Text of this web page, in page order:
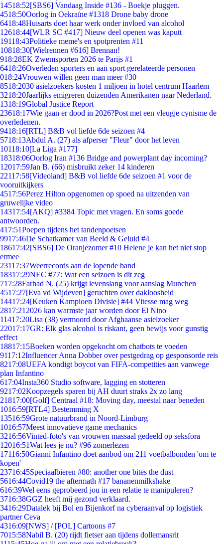
14518:52[SBS6] Vandaag Inside #136 - Boekje pluggen.
4518:50Oorlog in Oekraïne #1318 Drone baby drone
6418:48Huisarts doet haar werk onder invloed van alcohol
12618:44[WLR SC #417] Nieuw deel openen was kaputt
19118:43Politieke meme's en spotprenten #11
10818:30[Wielrennen #616] Brennan!
918:28EK Zwemsporten 2026 te Parijs #1
6418:26Overleden sporters en aan sport gerelateerde personen
018:24Vrouwen willen geen man meer #30
8518:2030 asielzoekers kosten 1 miljoen in hotel centrum Haarlem
3218:20Jaarlijks emigreren duizenden Amerikanen naar Nederland.
1318:19Global Justice Report
23618:17Wie gaan er dood in 2026?Post met een vleugje cynisme de
overledenen.
9418:16[RTL] B&B vol liefde 6de seizoen #4
5718:13Abdul A. (27) als afperser "Fleur" door het leven
10118:10[La Liga #177]
18318:06Oorlog Iran #136 Bridge and powerplant day incoming?
12017:59Jan B. (66) misbruikt zeker 14 kinderen
22117:58[Videoland] B&B vol liefde 6de seizoen #1 voor de
vooruitkijkers
4517:56Perez Hilton opgenomen op spoed na uitzenden van
gruwelijke video
14317:54[AKQ] #3384 Topic met vragen. En soms goede
antwoorden.
417:51Poepen tijdens het tandenpoetsen
9917:46De Schatkamer van Beeld & Geluid #4
18617:42[SBS6] De Oranjezomer #10 Helene je kan het niet stop
ermee
23117:37Weerrecords aan de lopende band
18317:29NEC #77: Wat een seizoen is dit zeg
717:28Farhad N. (25) krijgt levenslang voor aanslag Munchen
4517:27[Eva vd Wijdeven] geruchten over dakloosheid
14417:24[Keuken Kampioen Divisie] #44 Vitesse mag weg
2817:21 2026 kan warmste jaar worden door El Nino
11417:20Lisa (38) vermoord door Afghaanse asielzoeker
22017:17GR: Elk glas alcohol is riskant, geen bewijs voor gunstig
effect
18817:15Boeken worden opgekocht om chatbots te voeden
9117:12Influencer Anna Dobber over pestgedrag op gesponsorde reis
8217:08UEFA kondigt boycot van FIFA-competities aan vanwege
plan Infantino
617:04Insta360 Studio software, lagging en stotteren
9217:02Koopzegels sparen bij AH duurt straks 2x zo lang
21817:00[Golf] Centraal #18: Moving day, meestal naar beneden
1016:59[RTL4] Bestemming X
13516:59Grote natuurbrand in Noord-Limburg
1016:57Meest innovatieve game mechanics
3216:56Vinted-foto's van vrouwen massaal gedeeld op seksfora
12016:51Wat lees je nu? #96 zomerlezen
17116:50Gianni Infantino doet aanbod om 211 voetbalbonden 'om te
kopen'
23716:45Speciaalbieren #80: another one bites the dust
5616:44Covid19 the aftermath #17 bananenmilkshake
616:39Wel eens geprobeerd jou in een relatie te manipuleren?
3716:38GGZ heeft mij gezond verklaard.
3416:29Datalek bij Bol en Bijenkorf na cyberaanval op logistiek
partner Ceva
4316:09[NWS] / [POL] Cartoons #7
7015:58Nabil B. (20) rijdt fietser aan tijdens dollemansrit